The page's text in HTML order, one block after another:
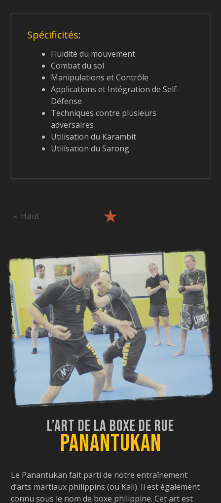
Spécificités:
Fluidité du mouvement
Combat du sol
Manipulations et Contrôle
Applications et Intégration de Self-
Défense
Techniques contre plusieurs
adversaires
Utilisation du Karambit
Utilisation du Sarong
Haut
L’art de la Boxe de Rue
Panantukan
Le Panantukan fait parti de notre entraînement
d’arts martiaux philippins (ou Kali). Il est également
connu sous le nom de boxe philippine. Cet art est